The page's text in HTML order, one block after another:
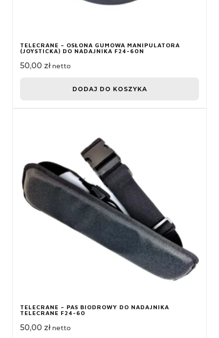
TELECRANE – OSŁONA GUMOWA MANIPULATORA
(JOYSTICKA) DO NADAJNIKA F24-60N
50,00 zł netto
DODAJ DO KOSZYKA
TELECRANE – PAS BIODROWY DO NADAJNIKA
TELECRANE F24-60
50,00 zł netto